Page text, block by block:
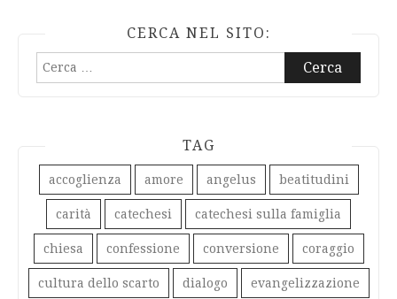
CERCA NEL SITO:
Ricerca
per:
TAG
accoglienza amore angelus beatitudini
carità catechesi catechesi sulla famiglia
chiesa confessione conversione coraggio
cultura dello scarto dialogo evangelizzazione